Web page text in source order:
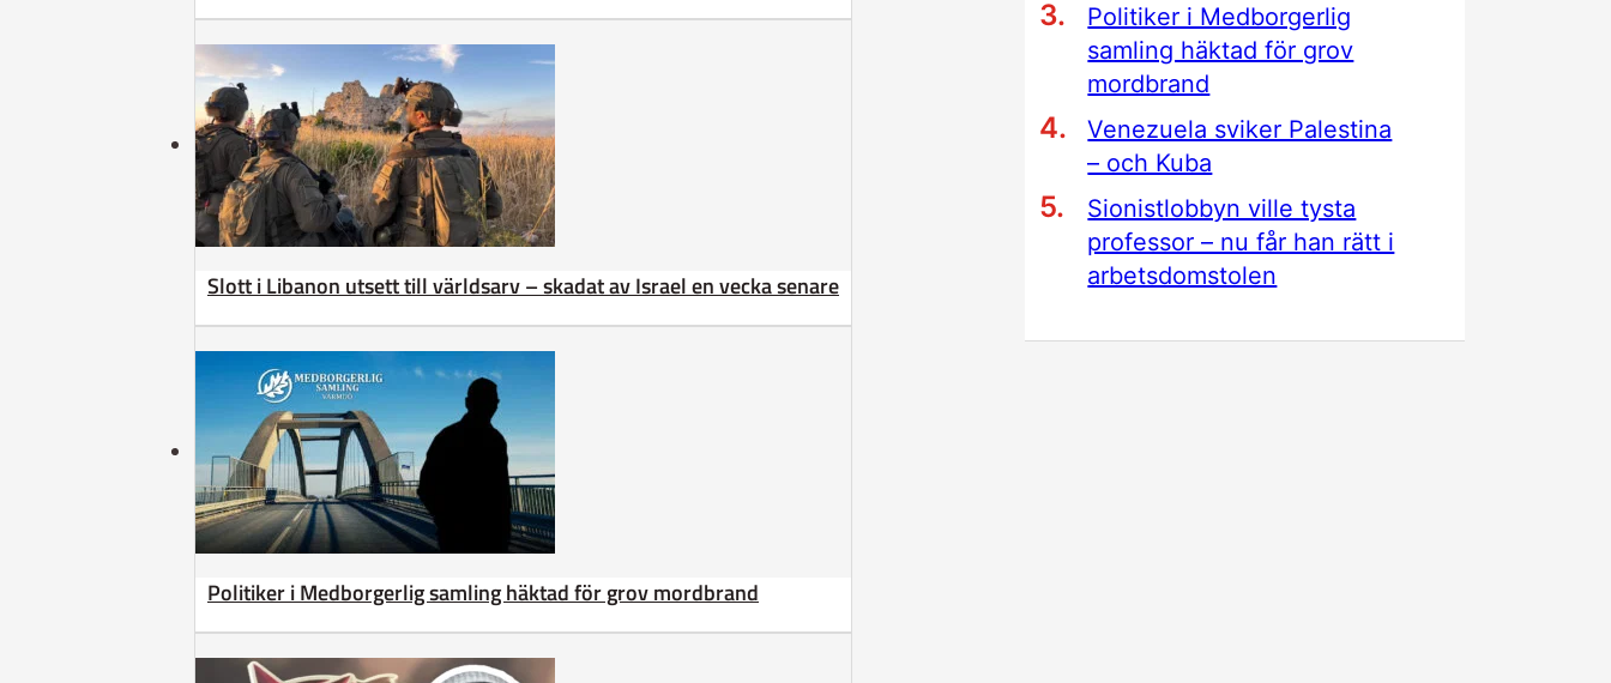
Slott i Libanon utsett till världsarv – skadat av Israel en vecka senare
Politiker i Medborgerlig samling häktad för grov mordbrand
Politiker i Medborgerlig
samling häktad för grov
mordbrand
Venezuela sviker Palestina
– och Kuba
Sionistlobbyn ville tysta
professor – nu får han rätt i
arbetsdomstolen